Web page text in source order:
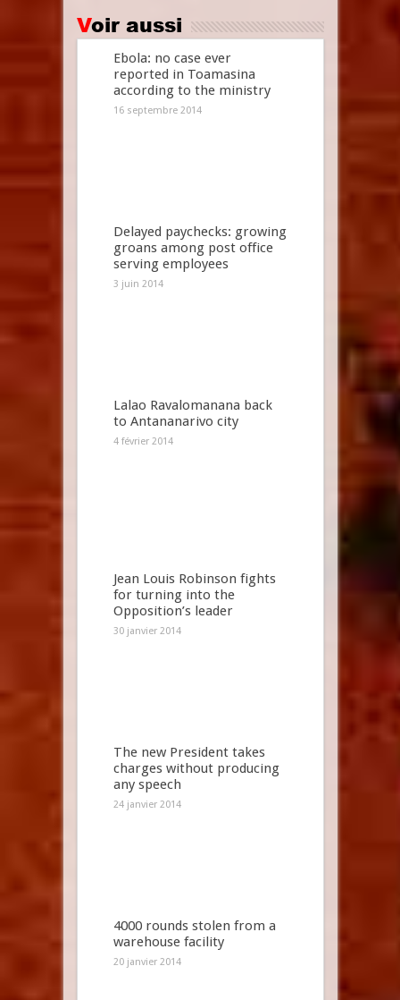
Voir aussi
Ebola: no case ever
reported in Toamasina
according to the ministry
16 septembre 2014
Delayed paychecks: growing
groans among post office
serving employees
3 juin 2014
Lalao Ravalomanana back
to Antananarivo city
4 février 2014
Jean Louis Robinson fights
for turning into the
Opposition’s leader
30 janvier 2014
The new President takes
charges without producing
any speech
24 janvier 2014
4000 rounds stolen from a
warehouse facility
20 janvier 2014